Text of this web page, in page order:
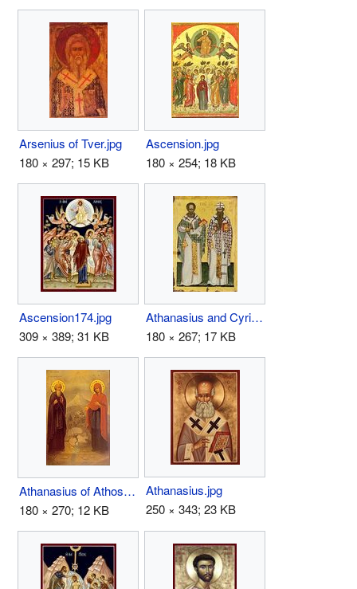
Arsenius of Tver.jpg
180 × 297; 15 KB
Ascension.jpg
180 × 254; 18 KB
Ascension174.jpg
309 × 389; 31 KB
Athanasius and Cyril.jpg
180 × 267; 17 KB
Athanasius of Athos.jpg
180 × 270; 12 KB
Athanasius.jpg
250 × 343; 23 KB